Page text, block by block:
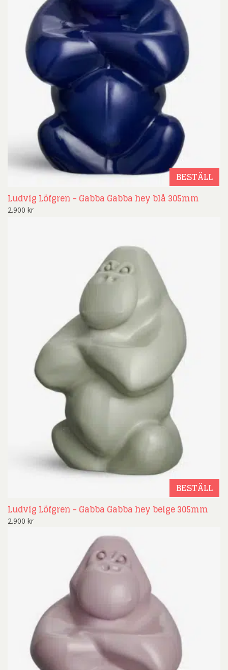
BESTÄLL
Ludvig Löfgren – Gabba Gabba hey blå 305mm
2.900 kr
BESTÄLL
Ludvig Löfgren – Gabba Gabba hey beige 305mm
2.900 kr